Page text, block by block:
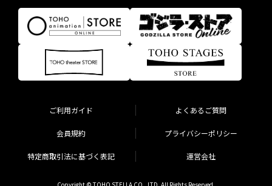
ご利用ガイド よくあるご質問
会員規約 プライバシーポリシー
特定商取引法に基づく表記 運営会社